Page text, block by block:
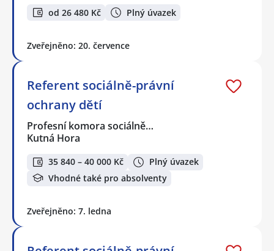
od 26 480 Kč Plný úvazek
Zveřejněno: 20. července
Referent sociálně-právní
ochrany dětí
Profesní komora sociálně…
Kutná Hora
35 840 – 40 000 Kč
Plný úvazek
Vhodné také pro absolventy
Zveřejněno: 7. ledna